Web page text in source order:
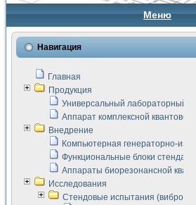
Меню
Навигация
Главная
Продукция
Универсальный лабораторный
Аппарат комплексной квантовой
Внедрение
Компьютерная генераторно-
Функциональные блоки стенда
Аппараты биорезонансной
Исследования
Стендовые испытания